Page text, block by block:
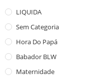
LIQUIDA
Sem Categoria
Hora Do Papá
Babador BLW
Maternidade